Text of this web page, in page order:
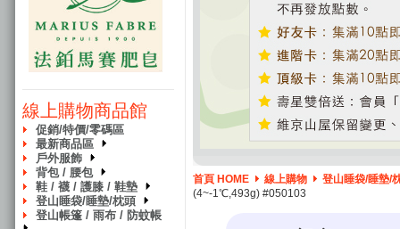
線上購物商品館
促銷/特價/零碼區
最新商品區
戶外服飾
背包 / 腰包
鞋 / 襪 / 護膝 / 鞋墊
登山睡袋/睡墊/枕頭
登山帳篷 / 雨布 / 防蚊帳
首頁 HOME 線上購物
登山睡袋/睡墊/
(4~-1℃,493g) #050103